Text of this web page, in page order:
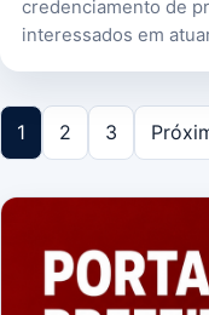
credenciamento de
interessados em
1 2 3